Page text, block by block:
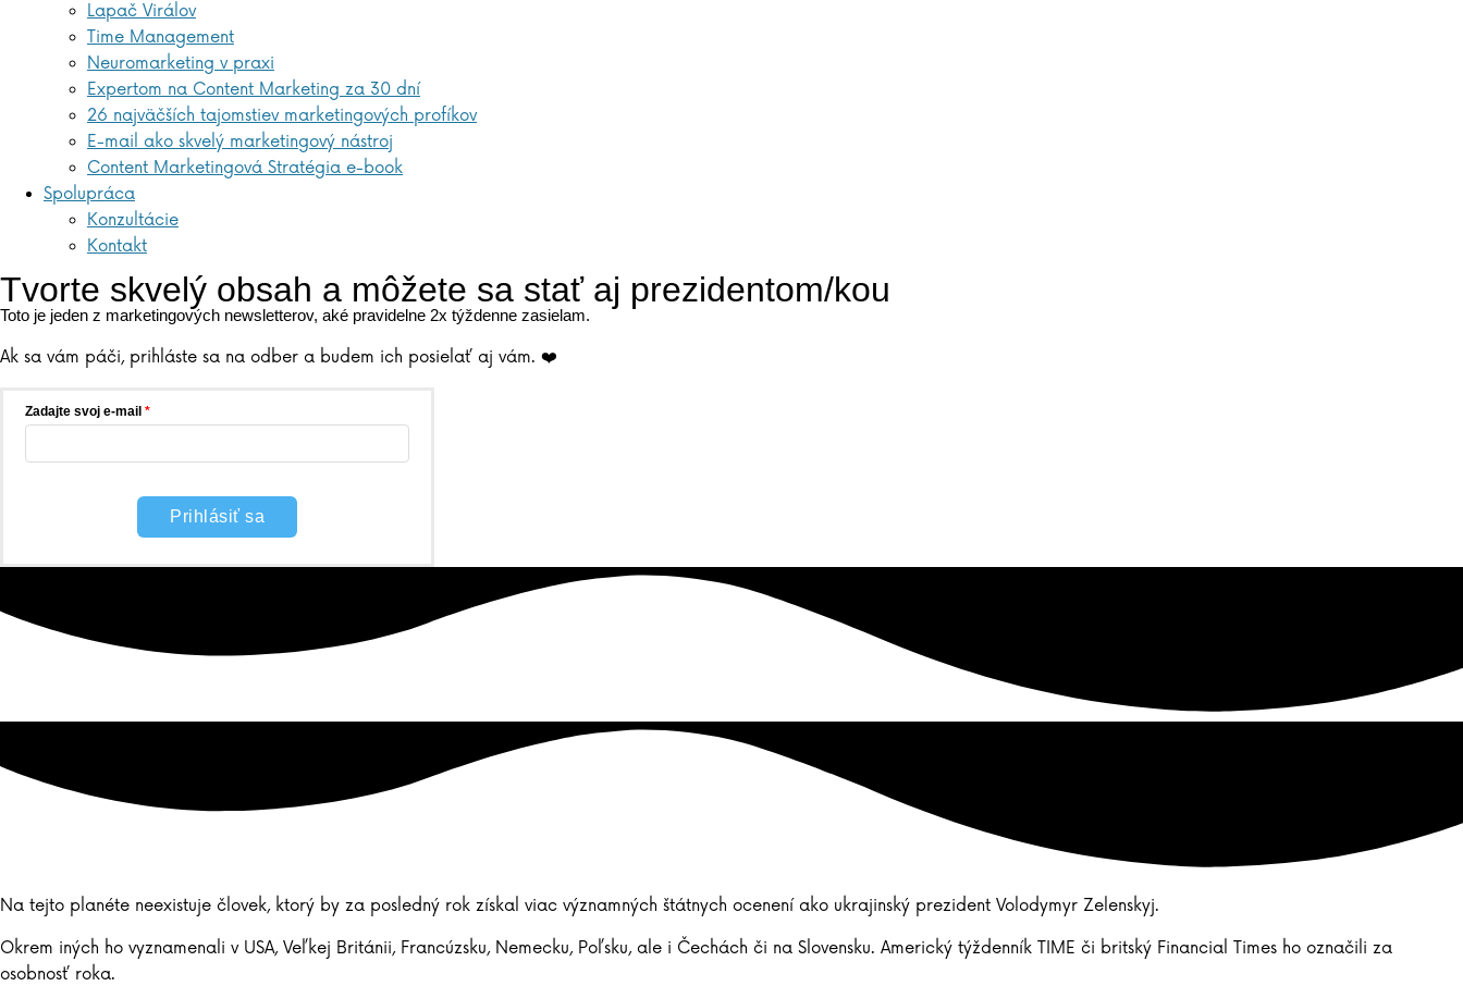
Lapač Virálov
Time Management
Neuromarketing v praxi
Expertom na Content Marketing za 30 dní
26 najväčších tajomstiev marketingových profíkov
E-mail ako skvelý marketingový nástroj
Content Marketingová Stratégia e-book
Spolupráca
Konzultácie
Kontakt
Tvorte skvelý obsah a môžete sa stať aj prezidentom/kou
Toto je jeden z marketingových newsletterov, aké pravidelne 2x týždenne zasielam.
Ak sa vám páči, prihláste sa na odber a budem ich posielať aj vám. ❤️
Zadajte svoj e-mail
Prihlásiť sa
Na tejto planéte neexistuje človek, ktorý by za posledný rok získal viac významných štátnych ocenení ako ukrajinský prezident Volodymyr Zelenskyj.
Okrem iných ho vyznamenali v USA, Veľkej Británii, Francúzsku, Nemecku, Poľsku, ale i Čechách či na Slovensku. Americký týždenník TIME či britský Financial Times ho označili za
osobnosť roka.